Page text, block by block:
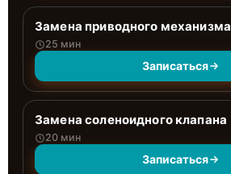
Замена приводного механизма
25 мин
Записаться
Замена соленоидного клапана
20 мин
Записаться